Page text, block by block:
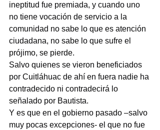
ineptitud fue premiada, y cuando uno
no tiene vocación de servicio a la
comunidad no sabe lo que es atención
ciudadana, no sabe lo que sufre el
prójimo, se pierde.
Salvo quienes se vieron beneficiados
por Cuitláhuac de ahí en fuera nadie ha
contradecido ni contradecirá lo
señalado por Bautista.
Y es que en el gobierno pasado –salvo
muy pocas excepciones- el que no fue